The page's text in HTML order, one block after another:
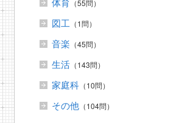
（55問）
図工 （1問）
音楽 （45問）
生活（143問）
家庭科（10問）
その他（104問）